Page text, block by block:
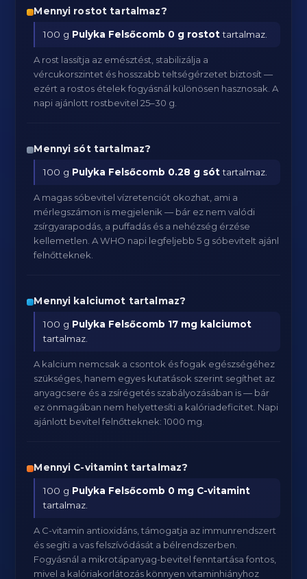
Mennyi rostot tartalmaz?
100 g Pulyka Felsőcomb 0 g rostottartalmaz.
A rost lassítja az emésztést, stabilizálja a
vércukorszintet és hosszabb teltségérzetet biztosít —
ezért a rostos ételek fogyásnál különösen hasznosak. A
napi ajánlott rostbevitel 25–30 g.
Mennyi sót tartalmaz?
100 g Pulyka Felsőcomb 0.28 g sóttartalmaz.
A magas sóbevitel vízretenciót okozhat, ami a
mérlegszámon is megjelenik — bár ez nem valódi
zsírgyarapodás, a puffadás és a nehézség érzése
kellemetlen. A WHO napi legfeljebb 5 g sóbevitelt ajánl
felnőtteknek.
Mennyi kalciumot tartalmaz?
100 g Pulyka Felsőcomb 17 mg kalciumot
tartalmaz.
A kalcium nemcsak a csontok és fogak egészségéhez
szükséges, hanem egyes kutatások szerint segíthet az
anyagcsere és a zsírégetés szabályozásában is — bár
ez önmagában nem helyettesíti a kalóriadeficitet. Napi
ajánlott bevitel felnőtteknek: 1000 mg.
Mennyi C-vitamint tartalmaz?
100 g Pulyka Felsőcomb 0 mg C-vitamint
tartalmaz.
A C-vitamin antioxidáns, támogatja az immunrendszert
és segíti a vas felszívódását a bélrendszerben.
Fogyásnál a mikrotápanyag-bevitel fenntartása fontos,
mivel a kalóriakorlátozás könnyen vitaminhiányhoz